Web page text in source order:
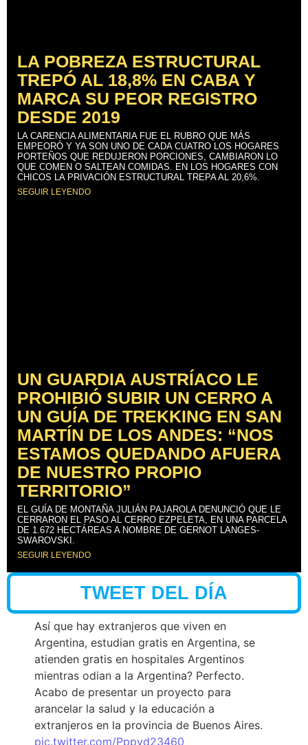
LA POBREZA ESTRUCTURAL
TREPÓ AL 18,8% EN CABA Y
MARCA SU PEOR REGISTRO
DESDE 2019
LA CARENCIA ALIMENTARIA FUE EL RUBRO QUE MÁS
EMPEORÓ Y YA SON UNO DE CADA CUATRO LOS HOGARES
PORTEÑOS QUE REDUJERON PORCIONES, CAMBIARON LO
QUE COMEN O SALTEAN COMIDAS. EN LOS HOGARES CON
CHICOS LA PRIVACIÓN ESTRUCTURAL TREPA AL 20,6%.
SEGUIR LEYENDO
UN GUARDIA AUSTRÍACO LE
PROHIBIÓ SUBIR UN CERRO A
UN GUÍA DE TREKKING EN SAN
MARTÍN DE LOS ANDES: “NOS
ESTAMOS QUEDANDO AFUERA
DE NUESTRO PROPIO
TERRITORIO”
EL GUÍA DE MONTAÑA JULIÁN PAJAROLA DENUNCIÓ QUE LE
CERRARON EL PASO AL CERRO EZPELETA, EN UNA PARCELA
DE 1.672 HECTÁREAS A NOMBRE DE GERNOT LANGES-
SWAROVSKI.
SEGUIR LEYENDO
TWEET DEL DÍA
Así que hay extranjeros que viven en
Argentina, estudian gratis en Argentina, se
atienden gratis en hospitales Argentinos
mientras odian a la Argentina? Perfecto.
Acabo de presentar un proyecto para
arancelar la salud y la educación a
extranjeros en la provincia de Buenos Aires.
pic.twitter.com/Pppyd23460